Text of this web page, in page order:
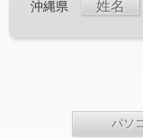
沖縄県 姓名